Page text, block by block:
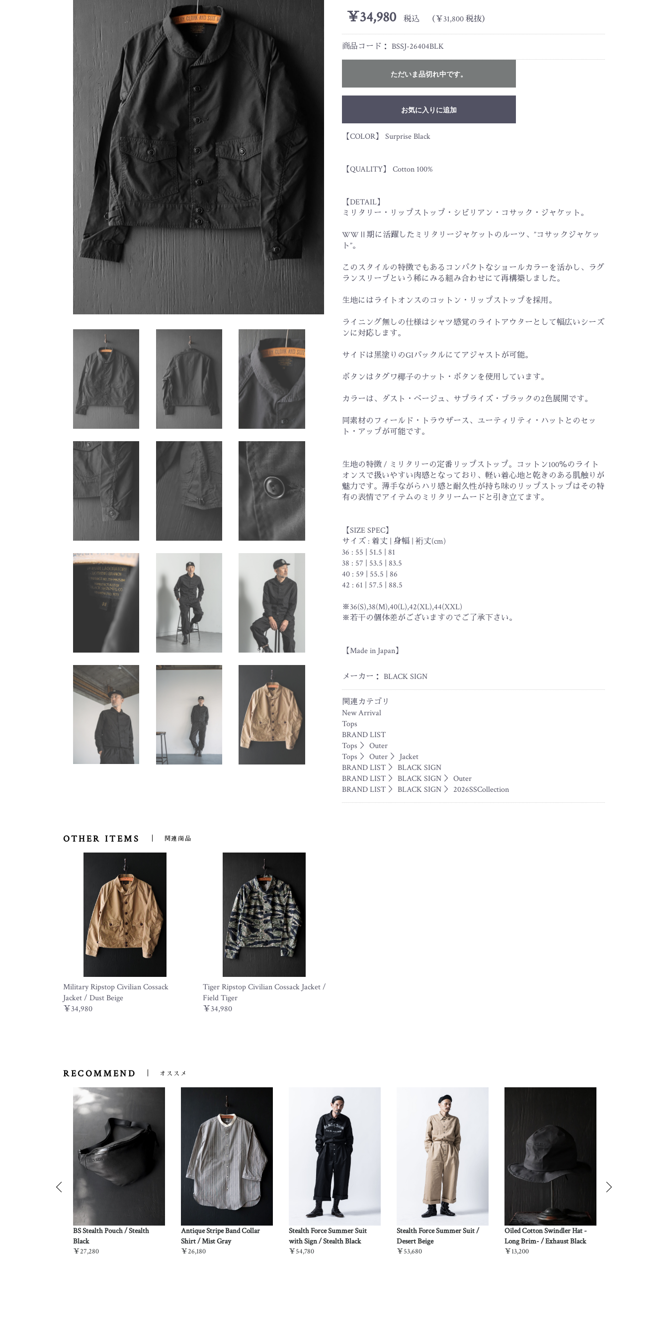
￥34,980 税込 （￥31,800 税抜）
商品コード： BSSJ-26404BLK
ただいま品切れ中です。
カートへ進む
お気に入りに追加
【COLOR】 Surprise Black
【QUALITY】 Cotton 100%
【DETAIL】
ミリタリー・リップストップ・シビリアン・コサック・ジャケット。
WWⅡ期に活躍したミリタリージャケットのルーツ、”コサックジャケッ
ト”。
このスタイルの特徴でもあるコンパクトなショールカラーを活かし、ラグ
ランスリーブという稀にみる組み合わせにて再構築しました。
生地にはライトオンスのコットン・リップストップを採用。
ライニング無しの仕様はシャツ感覚のライトアウターとして幅広いシーズ
ンに対応します。
サイドは黒塗りのGIバックルにてアジャストが可能。
ボタンはタグワ椰子のナット・ボタンを使用しています。
カラーは、ダスト・ベージュ、サプライズ・ブラックの2色展開です。
同素材のフィールド・トラウザース、ユーティリティ・ハットとのセッ
ト・アップが可能です。
生地の特徴 / ミリタリーの定番リップストップ。コットン100％のライト
オンスで扱いやすい肉感となっており、軽い着心地と乾きのある肌触りが
魅力です。薄手ながらハリ感と耐久性が持ち味のリップストップはその特
有の表情でアイテムのミリタリームードと引き立てます。
【SIZE SPEC】
サイズ : 着丈 | 身幅 | 裄丈(cm)
36 : 55 | 51.5 | 81
38 : 57 | 53.5 | 83.5
40 : 59 | 55.5 | 86
42 : 61 | 57.5 | 88.5
※36(S),38(M),40(L),42(XL),44(XXL)
※若干の個体差がございますのでご了承下さい。
【Made in Japan】
メーカー： BLACK SIGN
関連カテゴリ
New Arrival
Tops
BRAND LIST
Tops ＞ Outer
Tops ＞ Outer ＞ Jacket
BRAND LIST ＞ BLACK SIGN
BRAND LIST ＞ BLACK SIGN ＞ Outer
BRAND LIST ＞ BLACK SIGN ＞ 2026SSCollection
OTHER ITEMS 関連商品
Military Ripstop Civilian Cossack
Jacket / Dust Beige
￥34,980
Tiger Ripstop Civilian Cossack Jacket /
Field Tiger
￥34,980
RECOMMEND オススメ
BS Stealth Pouch / Stealth
Black
￥27,280
Antique Stripe Band Collar
Shirt / Mist Gray
￥26,180
Stealth Force Summer Suit
with Sign / Stealth Black
￥54,780
Stealth Force Summer Suit /
Desert Beige
￥53,680
Oiled Cotton Swindler Hat -
Long Brim- / Exhaust Black
￥13,200